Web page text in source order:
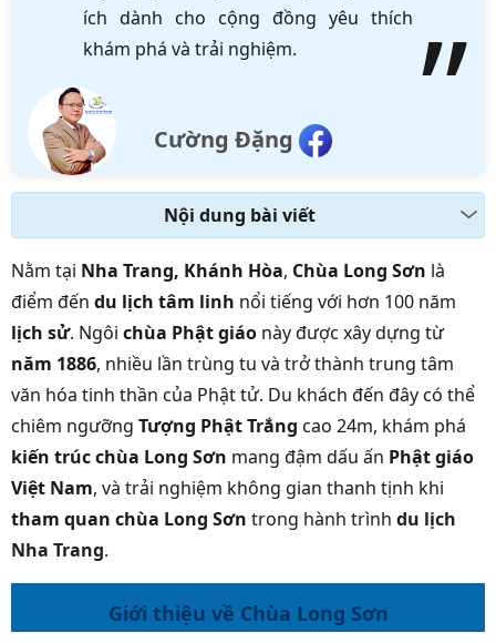
ích dành cho cộng đồng yêu thích
khám phá và trải nghiệm.
Cường Đặng
Nội dung bài viết
Nằm tại Nha Trang, Khánh Hòa, Chùa Long Sơn là
điểm đến du lịch tâm linh nổi tiếng với hơn 100 năm
lịch sử. Ngôi chùa Phật giáo này được xây dựng từ
năm 1886, nhiều lần trùng tu và trở thành trung tâm
văn hóa tinh thần của Phật tử. Du khách đến đây có thể
chiêm ngưỡng Tượng Phật Trắng cao 24m, khám phá
kiến trúc chùa Long Sơn mang đậm dấu ấn Phật giáo
Việt Nam, và trải nghiệm không gian thanh tịnh khi
tham quan chùa Long Sơn trong hành trình du lịch
Nha Trang.
Giới thiệu về Chùa Long Sơn